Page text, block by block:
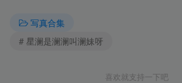
写真合集
# 星澜是澜澜叫澜妹呀
喜欢就支持一下吧